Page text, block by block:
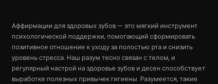
Аффирмации для здоровых зубов — это мягкий инструмент
психологической поддержки, помогающий сформировать
позитивное отношение к уходу за полостью рта и снизить
уровень стресса. Наш разум тесно связан с телом, и
регулярный настрой на здоровье зубов и десен способствует
выработке полезных привычек гигиены. Разумеется, такие